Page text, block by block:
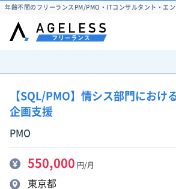
年齢不問のフリーランスPM/PMO・ITコンサルタント・エ
【SQL/PMO】情シス部門におけ
企画支援
PMO
550,000 円/月
東京都